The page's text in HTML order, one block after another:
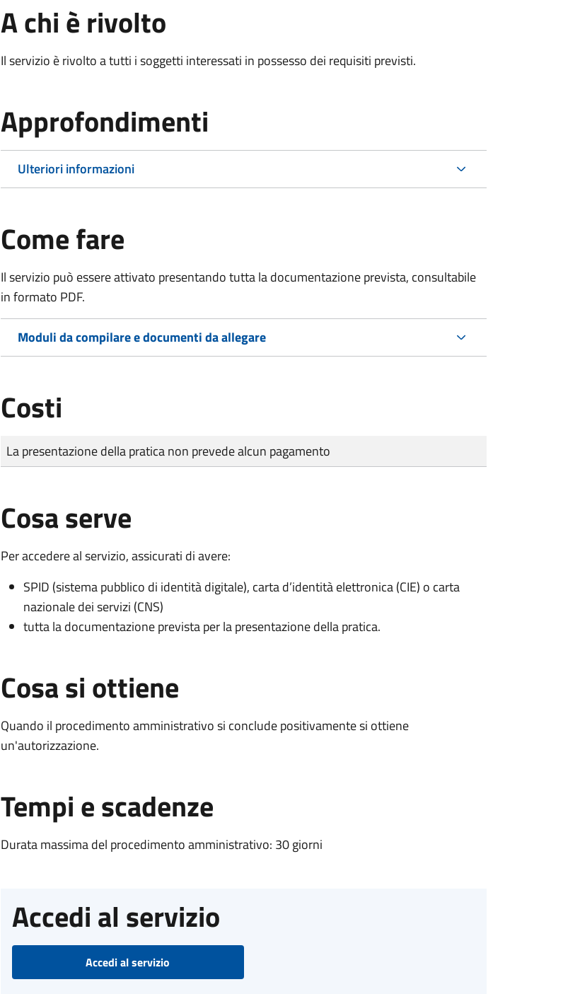
A chi è rivolto
Il servizio è rivolto a tutti i soggetti interessati in possesso dei requisiti previsti.
Approfondimenti
Ulteriori informazioni
Come fare
Il servizio può essere attivato presentando tutta la documentazione prevista, consultabile
in formato PDF.
Moduli da compilare e documenti da allegare
Costi
Tipo di pagamento
Importo
La presentazione della pratica non prevede alcun pagamento
Cosa serve
Per accedere al servizio, assicurati di avere:
SPID (sistema pubblico di identità digitale), carta d’identità elettronica (CIE) o carta
nazionale dei servizi (CNS)
tutta la documentazione prevista per la presentazione della pratica.
Cosa si ottiene
Quando il procedimento amministrativo si conclude positivamente si ottiene
un'autorizzazione.
Tempi e scadenze
Durata massima del procedimento amministrativo: 30 giorni
Accedi al servizio
Accedi al servizio